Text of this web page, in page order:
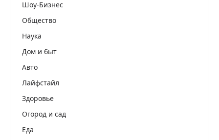
Шоу-Бизнес
Общество
Наука
Дом и быт
Авто
Лайфстайл
Здоровье
Огород и сад
Еда